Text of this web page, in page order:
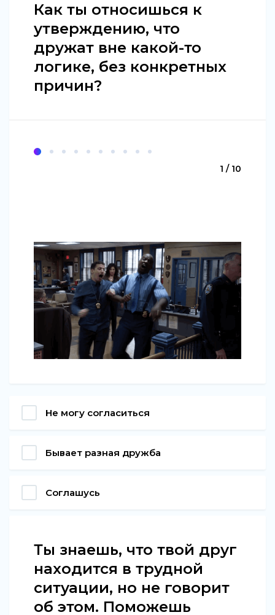
Как ты относишься к
утверждению, что
дружат вне какой-то
логике, без конкретных
причин?
1 / 10
Не могу согласиться
Бывает разная дружба
Соглашусь
Ты знаешь, что твой друг
находится в трудной
ситуации, но не говорит
об этом. Поможешь